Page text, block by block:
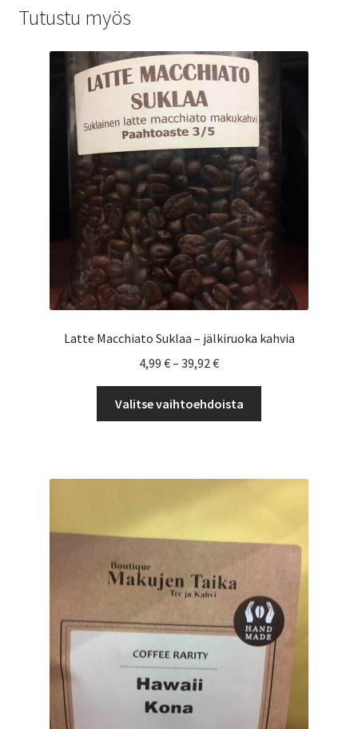
Tutustu myös
Latte Macchiato Suklaa – jälkiruoka kahvia
4,99 €– 39,92 €Hintaluokka:
-
39,92 €
Valitse vaihtoehdoista
tuotteen